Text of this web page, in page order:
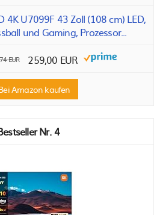
4K U7099F 43 Zoll (108 cm) LED,
und Gaming, Prozessor...
EUR 259,00 EUR
Amazon kaufen
4